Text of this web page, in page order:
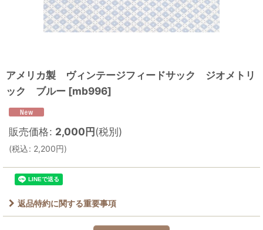
アメリカ製 ヴィンテージフィードサック ジオメトリ
ック ブルー [mb996]
販売価格: 2,000円(税別)
(税込: 2,200円)
返品特約に関する重要事項